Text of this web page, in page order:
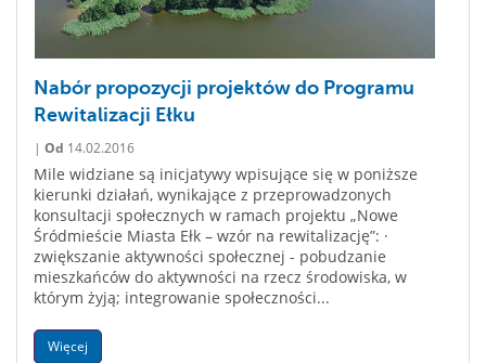
Nabór propozycji projektów do Programu
Rewitalizacji Ełku
| Od 14.02.2016
Mile widziane są inicjatywy wpisujące się w poniższe
kierunki działań, wynikające z przeprowadzonych
konsultacji społecznych w ramach projektu „Nowe
Śródmieście Miasta Ełk – wzór na rewitalizację”: ·
zwiększanie aktywności społecznej - pobudzanie
mieszkańców do aktywności na rzecz środowiska, w
którym żyją; integrowanie społeczności...
Więcej